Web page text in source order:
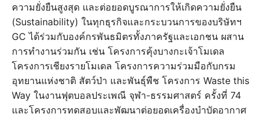
ความยั่งยืนสูงสุด และต่อยอดบูรณาการให้เกิดความยั่งยืน
(Sustainability) ในทุกธุรกิจและกระบวนการของบริษัทฯ
GC ได้ร่วมกับองค์กรพันธมิตรทั้งภาครัฐและเอกชน ผสาน
การทำงานร่วมกัน เช่น โครงการคุ้งบางกะเจ้าโมเดล
โครงการเชียงรายโมเดล โครงการความร่วมมือกับกรม
อุทยานแห่งชาติ สัตว์ป่า และพันธุ์พืช โครงการ Waste this
Way ในงานฟุตบอลประเพณี จุฬา-ธรรมศาสตร์ ครั้งที่ 74
และโครงการทดสอบและพัฒนาต่อยอดเครื่องบำบัดอากาศ